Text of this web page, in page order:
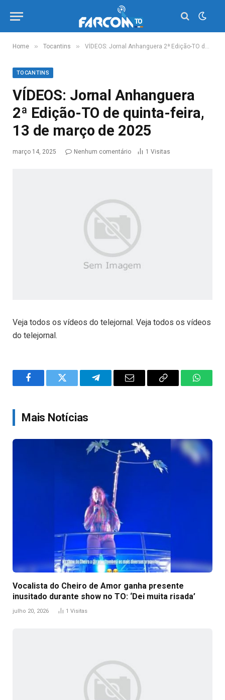
Home » Tocantins » VÍDEOS: Jornal Anhanguera 2ª Edição-TO de quinta-feira, 13 de março de 2025
TOCANTINS
VÍDEOS: Jornal Anhanguera
2ª Edição-TO de quinta-feira,
13 de março de 2025
março 14, 2025 Nenhum comentário 1 Visitas
Veja todos os vídeos do telejornal. Veja todos os vídeos
do telejornal.
FacebookTwitter TelegramEmail
Copy
Mais Notícias
Vocalista do Cheiro de Amor ganha presente
inusitado durante show no TO: ‘Dei muita risada’
julho 20, 2026 1 Visitas